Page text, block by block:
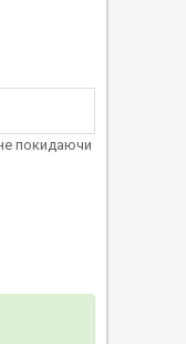
покидаючи